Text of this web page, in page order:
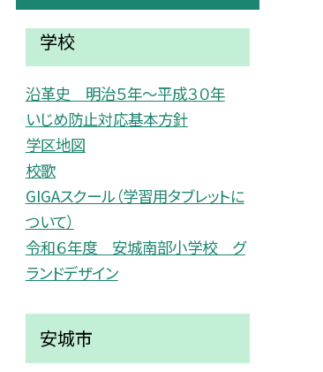
学校
沿革史 明治５年〜平成３０年
いじめ防止対応基本方針
学区地図
校歌
GIGAスクール（学習用タブレットに
ついて）
令和６年度 安城南部小学校 グ
ランドデザイン
安城市